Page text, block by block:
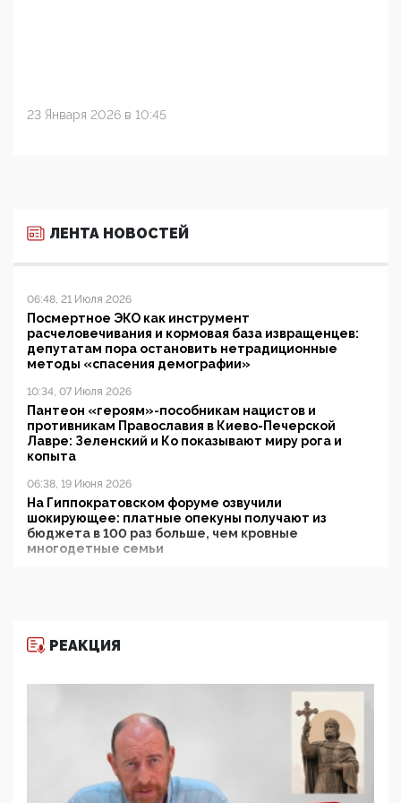
23 Января 2026 в 10:45
ЛЕНТА НОВОСТЕЙ
06:48, 21 Июля 2026
Посмертное ЭКО как инструмент
расчеловечивания и кормовая база извращенцев:
депутатам пора остановить нетрадиционные
методы «спасения демографии»
10:34, 07 Июля 2026
Пантеон «героям»-пособникам нацистов и
противникам Православия в Киево-Печерской
Лавре: Зеленский и Ко показывают миру рога и
копыта
06:38, 19 Июня 2026
На Гиппократовском форуме озвучили
шокирующее: платные опекуны получают из
бюджета в 100 раз больше, чем кровные
многодетные семьи
11:53, 09 Июня 2026
деятельность ИИТО ЮНЕСКО в России, но
цифроглобалисты продолжают определять
повестку в образовании
09:43, 01 Июня 2026
5G за счет здоровья граждан: Минцифры намерено
отобрать у регионов и муниципалитетов право
защищать жилые дома и социальные объекты от
РЕАКЦИЯ